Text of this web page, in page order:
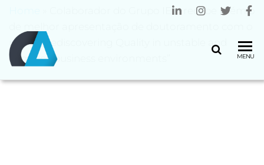
MENU
Colaborador do Grupo IEM recebe prémio
paper “Rediscovering Quality in unstable and
complex business environments”